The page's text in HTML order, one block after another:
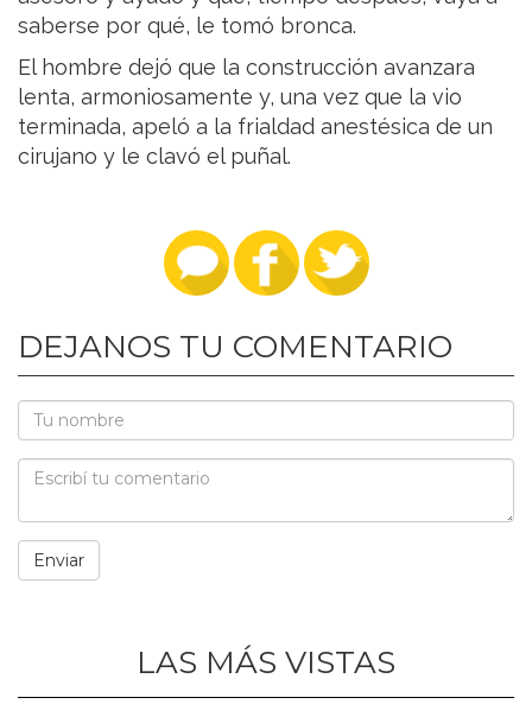
saberse por qué, le tomó bronca.
El hombre dejó que la construcción avanzara
lenta, armoniosamente y, una vez que la vio
terminada, apeló a la frialdad anestésica de un
cirujano y le clavó el puñal.
DEJANOS TU COMENTARIO
LAS MÁS VISTAS